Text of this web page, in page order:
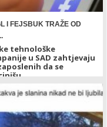
I FEJSBUK TRAŽE OD
tehnološke
u SAD zahtjevaju
da se
2021 - 12:23